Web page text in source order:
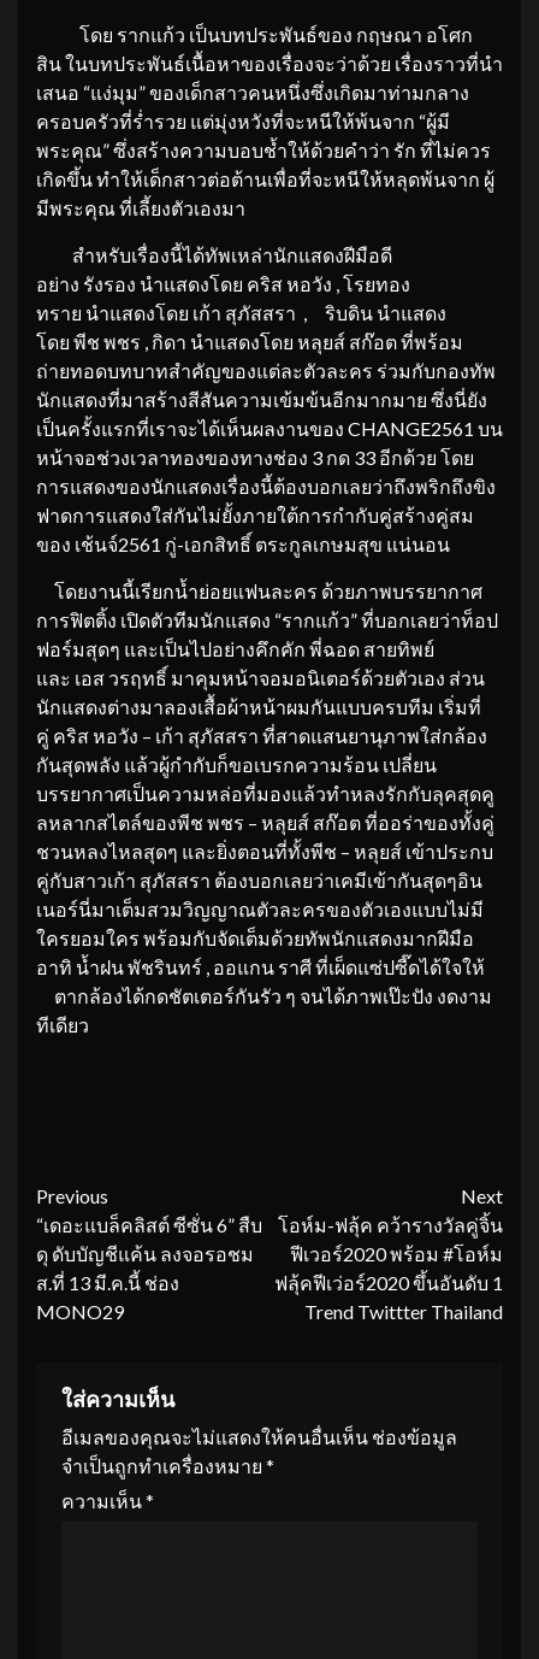
โดย รากแก้ว เป็นบทประพันธ์ของ กฤษณา อโศก
สิน ในบทประพันธ์เนื้อหาของเรื่องจะว่าด้วย เรื่องราวที่นำ
เสนอ “แง่มุม” ของเด็กสาวคนหนึ่งซึ่งเกิดมาท่ามกลาง
ครอบครัวที่ร่ำรวย แต่มุ่งหวังที่จะหนีให้พ้นจาก “ผู้มี
พระคุณ” ซึ่งสร้างความบอบช้ำให้ด้วยคำว่า รัก ที่ไม่ควร
เกิดขึ้น ทำให้เด็กสาวต่อต้านเพื่อที่จะหนีให้หลุดพ้นจาก ผู้
มีพระคุณ ที่เลี้ยงตัวเองมา
สำหรับเรื่องนี้ได้ทัพเหล่านักแสดงฝีมือดี
อย่าง รังรอง นำแสดงโดย คริส หอวัง , โรยทอง
ทราย นำแสดงโดย เก้า สุภัสสรา , ริบดิน นำแสดง
โดย พีช พชร , กิดา นำแสดงโดย หลุยส์ สก๊อต ที่พร้อม
ถ่ายทอดบทบาทสำคัญของแต่ละตัวละคร ร่วมกับกองทัพ
นักแสดงที่มาสร้างสีสันความเข้มข้นอีกมากมาย ซึ่งนี่ยัง
เป็นครั้งแรกที่เราจะได้เห็นผลงานของ CHANGE2561 บน
หน้าจอช่วงเวลาทองของทางช่อง 3 กด 33 อีกด้วย โดย
การแสดงของนักแสดงเรื่องนี้ต้องบอกเลยว่าถึงพริกถึงขิง
ฟาดการแสดงใส่กันไม่ยั้งภายใต้การกำกับคู่สร้างคู่สม
ของ เช้นจ์2561 กู่-เอกสิทธิ์ ตระกูลเกษมสุข แน่นอน
โดยงานนี้เรียกน้ำย่อยแฟนละคร ด้วยภาพบรรยากาศ
การฟิตติ้ง เปิดตัวทีมนักแสดง “รากแก้ว” ที่บอกเลยว่าท็อป
ฟอร์มสุดๆ และเป็นไปอย่างคึกคัก พี่ฉอด สายทิพย์
และ เอส วรฤทธิ์ มาคุมหน้าจอมอนิเตอร์ด้วยตัวเอง ส่วน
นักแสดงต่างมาลองเสื้อผ้าหน้าผมกันแบบครบทีม เริ่มที่
คู่ คริส หอวัง – เก้า สุภัสสรา ที่สาดแสนยานุภาพใส่กล้อง
กันสุดพลัง แล้วผู้กำกับก็ขอเบรกความร้อน เปลี่ยน
บรรยากาศเป็นความหล่อที่มองแล้วทำหลงรักกับลุคสุดคู
ลหลากสไตล์ของพีช พชร – หลุยส์ สก๊อต ที่ออร่าของทั้งคู่
ชวนหลงไหลสุดๆ และยิ่งตอนที่ทั้งพีช – หลุยส์ เข้าประกบ
คู่กับสาวเก้า สุภัสสรา ต้องบอกเลยว่าเคมีเข้ากันสุดๆอิน
เนอร์นี่มาเต็มสวมวิญญาณตัวละครของตัวเองแบบไม่มี
ใครยอมใคร พร้อมกับจัดเต็มด้วยทัพนักแสดงมากฝีมือ
อาทิ น้ำฝน พัชรินทร์ , ออแกน ราศี ที่เผ็ดแซ่ปซี๊ดได้ใจให้
ตากล้องได้กดชัตเตอร์กันรัว ๆ จนได้ภาพเป๊ะปัง งดงาม
ทีเดียว
Continue
Reading
Previous
“เดอะแบล็คลิสต์ ซีซั่น 6” สืบ
ดุ ดับบัญชีแค้น ลงจอรอชม
ส.ที่ 13 มี.ค.นี้ ช่อง
MONO29
Next
โอห์ม-ฟลุ้ค คว้ารางวัลคู่จิ้น
ฟีเวอร์2020 พร้อม #โอห์ม
ฟลุ้คฟีเว่อร์2020 ขึ้นอันดับ 1
Trend Twittter Thailand
ใส่ความเห็น
อีเมลของคุณจะไม่แสดงให้คนอื่นเห็น ช่องข้อมูล
จำเป็นถูกทำเครื่องหมาย *
ความเห็น*